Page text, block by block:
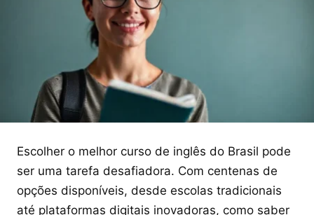
Escolher o melhor curso de inglês do Brasil pode
ser uma tarefa desafiadora. Com centenas de
opções disponíveis, desde escolas tradicionais
até plataformas digitais inovadoras, como saber